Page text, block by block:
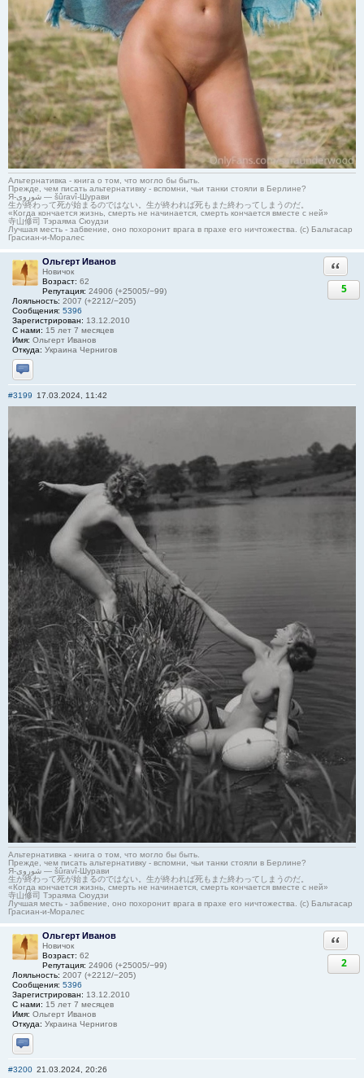
Альтернативка - книга о том, что могло бы быть.
Прежде, чем писать альтернативку - вспомни, чьи танки стояли в Берлине?
Я-شوروی — šûravî-Шурави
生が終わって死が始まるのではない。生が終われば死もまた終わってしまうのだ。
«Когда кончается жизнь, смерть не начинается, смерть кончается вместе с ней»
寺山修司 Тэраяма Сюудзи
Лучшая месть - забвение, оно похоронит врага в прахе его ничтожества. (с) Бальтасар
Грасиан-и-Моралес
Ольгерт Иванов
Новичок
Возраст: 62
Репутация: 24906 (+25005/−99)
Лояльность: 2007 (+2212/−205)
Сообщения: 5396
Зарегистрирован: 13.12.2010
С нами: 15 лет 7 месяцев
Имя: Ольгерт Иванов
Откуда: Украина Чернигов
Отправить личное сообщение
5
#3199 17.03.2024, 11:42
Альтернативка - книга о том, что могло бы быть.
Прежде, чем писать альтернативку - вспомни, чьи танки стояли в Берлине?
Я-شوروی — šûravî-Шурави
生が終わって死が始まるのではない。生が終われば死もまた終わってしまうのだ。
«Когда кончается жизнь, смерть не начинается, смерть кончается вместе с ней»
寺山修司 Тэраяма Сюудзи
Лучшая месть - забвение, оно похоронит врага в прахе его ничтожества. (с) Бальтасар
Грасиан-и-Моралес
Ольгерт Иванов
Новичок
Возраст: 62
Репутация: 24906 (+25005/−99)
Лояльность: 2007 (+2212/−205)
Сообщения: 5396
Зарегистрирован: 13.12.2010
С нами: 15 лет 7 месяцев
Имя: Ольгерт Иванов
Откуда: Украина Чернигов
Отправить личное сообщение
2
#3200 21.03.2024, 20:26